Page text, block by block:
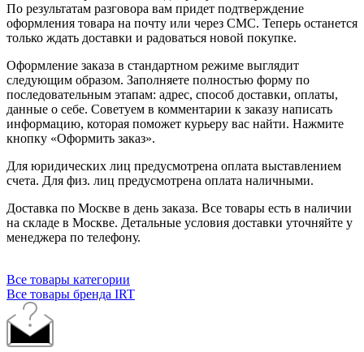
По результатам разговора вам придет подтверждение
оформления товара на почту или через СМС. Теперь останется
только ждать доставки и радоваться новой покупке.
Оформление заказа в стандартном режиме выглядит
следующим образом. Заполняете полностью форму по
последовательным этапам: адрес, способ доставки, оплаты,
данные о себе. Советуем в комментарии к заказу написать
информацию, которая поможет курьеру вас найти. Нажмите
кнопку «Оформить заказ».
Для юридических лиц предусмотрена оплата выставлением
счета. Для физ. лиц предусмотрена оплата наличными.
Доставка по Москве в день заказа. Все товары есть в наличии
на складе в Москве. Детальные условия доставки уточняйте у
менеджера по телефону.
Все товары категории
Все товары бренда IRT